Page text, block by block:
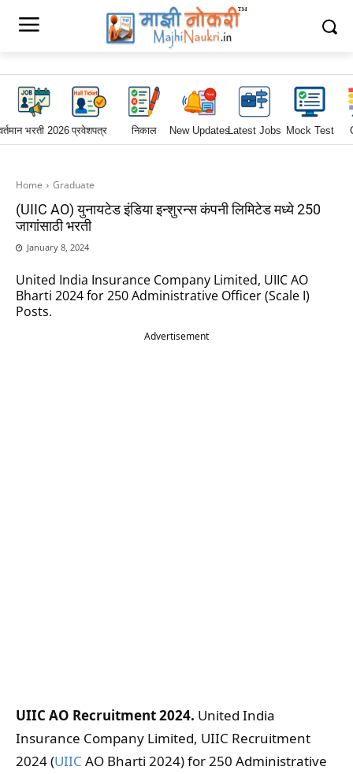
भरती 2026प्रवेशपत्र निकाल New UpdatesLatest Jobs Mock Test
Home Graduate
(UIIC AO) युनायटेड इंडिया इन्शुरन्स कंपनी लिमिटेड मध्ये 250
जागांसाठी भरती
January 8, 2024
United India Insurance Company Limited, UIIC AO
Bharti 2024 for 250 Administrative Officer (Scale I)
Posts.
Advertisement
UIIC AO Recruitment 2024. United India
Insurance Company Limited, UIIC Recruitment
2024 (UIIC AO Bharti 2024) for 250 Administrative